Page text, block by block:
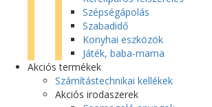
Szépségápolás
Szabadidő
Konyhai eszközök
Játék, baba-mama
Akciós termékek
Számítástechnikai kellékek
Akciós irodaszerek